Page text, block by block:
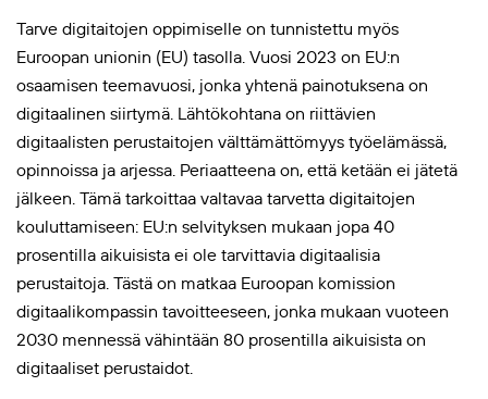
Tarve digitaitojen oppimiselle on tunnistettu myös
Euroopan unionin (EU) tasolla. Vuosi 2023 on EU:n
osaamisen teemavuosi, jonka yhtenä painotuksena on
digitaalinen siirtymä. Lähtökohtana on riittävien
digitaalisten perustaitojen välttämättömyys työelämässä,
opinnoissa ja arjessa. Periaatteena on, että ketään ei jätetä
jälkeen. Tämä tarkoittaa valtavaa tarvetta digitaitojen
kouluttamiseen: EU:n selvityksen mukaan jopa 40
prosentilla aikuisista ei ole tarvittavia digitaalisia
perustaitoja. Tästä on matkaa Euroopan komission
digitaalikompassin tavoitteeseen, jonka mukaan vuoteen
2030 mennessä vähintään 80 prosentilla aikuisista on
digitaaliset perustaidot.